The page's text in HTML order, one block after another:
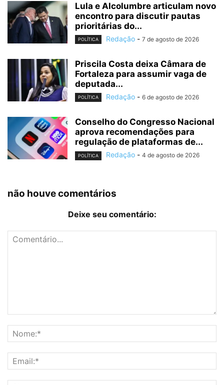
Lula e Alcolumbre articulam novo
encontro para discutir pautas
prioritárias do...
POLÍTICA Redação - 7 de agosto de 2026
Priscila Costa deixa Câmara de
Fortaleza para assumir vaga de
deputada...
POLÍTICA Redação - 6 de agosto de 2026
Conselho do Congresso Nacional
aprova recomendações para
regulação de plataformas de...
POLÍTICA Redação - 4 de agosto de 2026
não houve comentários
Deixe seu comentário: